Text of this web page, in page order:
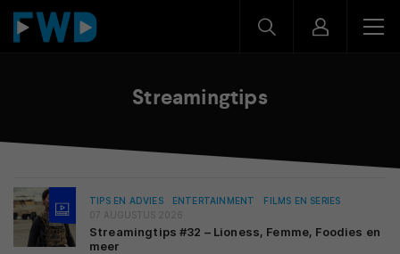
Streamingtips
TIPS EN ADVIES ENTERTAINMENT
FILMS EN SERIES
07 AUGUSTUS 2026
Streamingtips #32 – Lioness, Femme, Foodies en
meer